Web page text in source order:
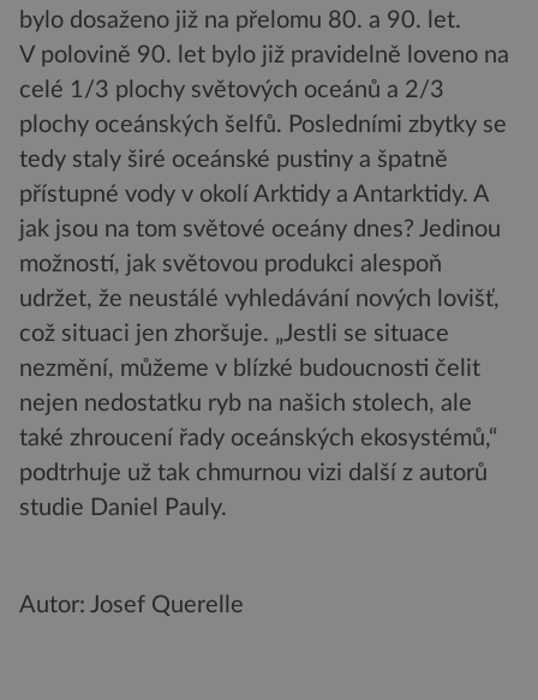
bylo dosaženo již na přelomu 80. a 90. let.
V polovině 90. let bylo již pravidelně loveno na
celé 1/3 plochy světových oceánů a 2/3
plochy oceánských šelfů. Posledními zbytky se
tedy staly širé oceánské pustiny a špatně
přístupné vody v okolí Arktidy a Antarktidy. A
jak jsou na tom světové oceány dnes? Jedinou
možností, jak světovou produkci alespoň
udržet, že neustálé vyhledávání nových lovišť,
což situaci jen zhoršuje. „Jestli se situace
nezmění, můžeme v blízké budoucnosti čelit
nejen nedostatku ryb na našich stolech, ale
také zhroucení řady oceánských ekosystémů,“
podtrhuje už tak chmurnou vizi další z autorů
studie Daniel Pauly.
Autor: Josef Querelle